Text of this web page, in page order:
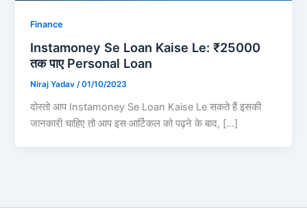
Finance
Instamoney Se Loan Kaise Le: ₹25000
तक पाए Personal Loan
Niraj Yadav/01/10/2023
दोस्तो आप Instamoney Se Loan Kaise Le सकते हैं इसकी
जानकारी चाहिए तो आप इस आर्टिकल को पढ़ने के बाद, […]